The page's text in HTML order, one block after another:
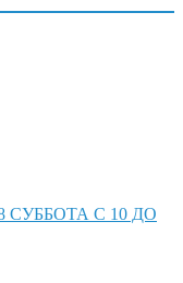
СУББОТА С 10 ДО